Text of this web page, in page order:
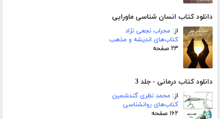
دانلود کتاب انسان شناسی ماورایی
از: محراب نجعی نژاد
کتاب‌های اندیشه و مذهب
۲۳ صفحه
دانلود کتاب درمانی - جلد 3
از: محمد نظری گندشمین
کتاب‌های روانشناسی
۱۶۲ صفحه